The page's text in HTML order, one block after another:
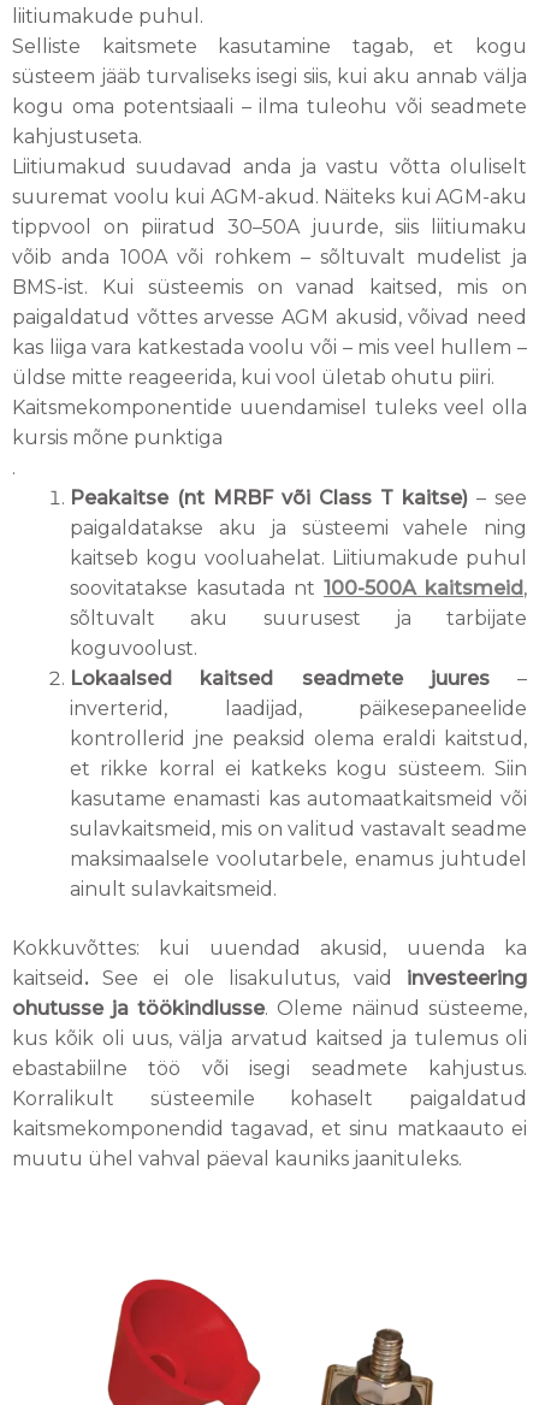
liitiumakude puhul.
Selliste kaitsmete kasutamine tagab, et kogu
süsteem jääb turvaliseks isegi siis, kui aku annab välja
kogu oma potentsiaali – ilma tuleohu või seadmete
kahjustuseta.
Liitiumakud suudavad anda ja vastu võtta oluliselt
suuremat voolu kui AGM-akud. Näiteks kui AGM-aku
tippvool on piiratud 30–50A juurde, siis liitiumaku
võib anda 100A või rohkem – sõltuvalt mudelist ja
BMS-ist. Kui süsteemis on vanad kaitsed, mis on
paigaldatud võttes arvesse AGM akusid, võivad need
kas liiga vara katkestada voolu või – mis veel hullem –
üldse mitte reageerida, kui vool ületab ohutu piiri.
Kaitsmekomponentide uuendamisel tuleks veel olla
kursis mõne punktiga
.
Peakaitse (nt MRBF või Class T kaitse) – see
paigaldatakse aku ja süsteemi vahele ning
kaitseb kogu vooluahelat. Liitiumakude puhul
soovitatakse kasutada nt 100-500A kaitsmeid ,
sõltuvalt aku suurusest ja tarbijate
koguvoolust.
Lokaalsed kaitsed seadmete juures–
inverterid, laadijad, päikesepaneelide
kontrollerid jne peaksid olema eraldi kaitstud,
et rikke korral ei katkeks kogu süsteem. Siin
kasutame enamasti kas automaatkaitsmeid või
sulavkaitsmeid, mis on valitud vastavalt seadme
maksimaalsele voolutarbele, enamus juhtudel
ainult sulavkaitsmeid.
Kokkuvõttes: kui uuendad akusid, uuenda ka
kaitseid .See ei ole lisakulutus, vaid investeering
ohutusse ja töökindlusse. Oleme näinud süsteeme,
kus kõik oli uus, välja arvatud kaitsed ja tulemus oli
ebastabiilne töö või isegi seadmete kahjustus.
Korralikult süsteemile kohaselt paigaldatud
kaitsmekomponendid tagavad, et sinu matkaauto ei
muutu ühel vahval päeval kauniks jaanituleks.